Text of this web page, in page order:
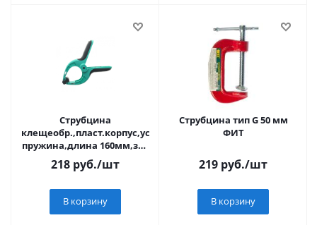
Струбцина
клещеобр.,пласт.корпус,усиленная
пружина,длина 160мм,зев
70мм,Sturm!
218 руб./шт
В корзину
Струбцина тип G 50 мм
ФИТ
219 руб./шт
В корзину